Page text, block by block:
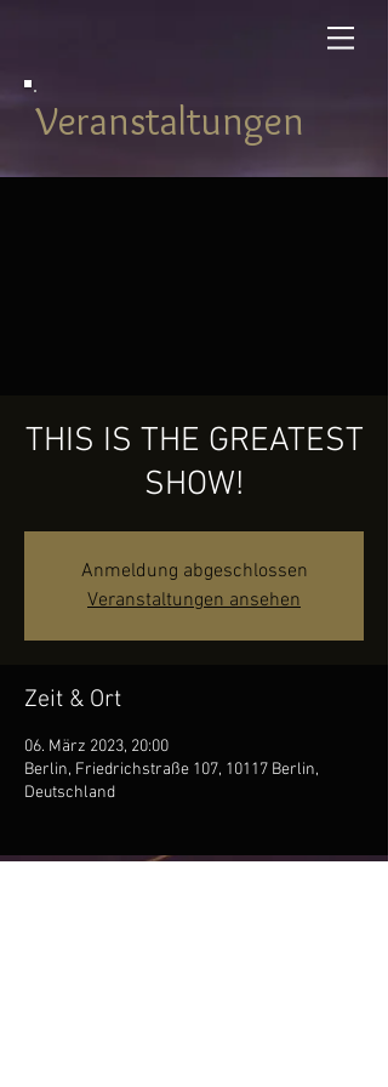
Veranstaltungen
THIS IS THE GREATEST
SHOW!
Anmeldung abgeschlossen
Veranstaltungen ansehen
Zeit & Ort
06. März 2023, 20:00
Berlin, Friedrichstraße 107, 10117 Berlin,
Deutschland